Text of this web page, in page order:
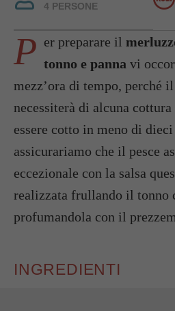
4 PERSONE
P er preparare il
tonno e panna vi
mezz’ora di tempo, perché
necessiterà di alcuna
essere cotto in meno di
assicurariamo che il pesce
eccezionale con la salsa
realizzata frullando il tonno
profumandola con il
INGREDIENTI